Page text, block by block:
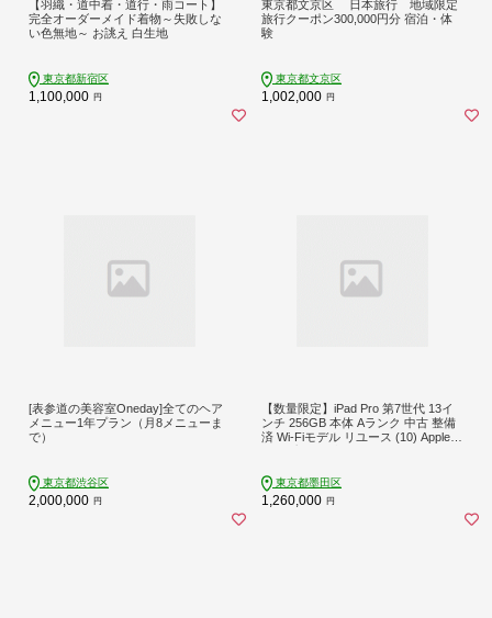
【羽織・道中着・道行・雨コート】
完全オーダーメイド着物～失敗しな
い色無地～ お誂え 白生地
東京都新宿区
1,100,000 円
東京都文京区 日本旅行 地域限定
旅行クーポン300,000円分 宿泊・体
験
東京都文京区
1,002,000 円
[表参道の美容室Oneday]全てのヘア
メニュー1年プラン（月8メニューま
で）
東京都渋谷区
2,000,000 円
【数量限定】iPad Pro 第7世代 13イ
ンチ 256GB 本体 Aランク 中古 整備
済 Wi-Fiモデル リユース (10) Apple
東京都墨田区
1,260,000 円